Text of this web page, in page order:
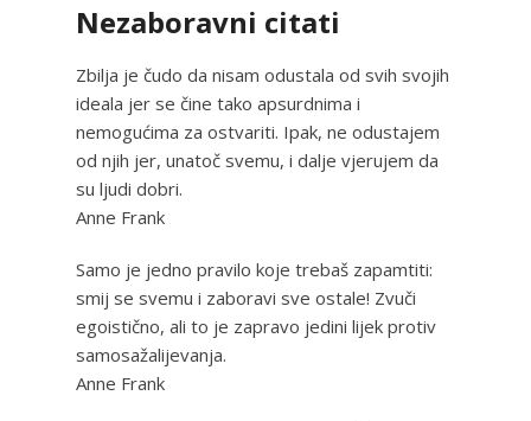
Nezaboravni citati
Zbilja je čudo da nisam odustala od svih svojih
ideala jer se čine tako apsurdnima i
nemogućima za ostvariti. Ipak, ne odustajem
od njih jer, unatoč svemu, i dalje vjerujem da
su ljudi dobri.
Anne Frank
Samo je jedno pravilo koje trebaš zapamtiti:
smij se svemu i zaboravi sve ostale! Zvuči
egoistično, ali to je zapravo jedini lijek protiv
samosažalijevanja.
Anne Frank